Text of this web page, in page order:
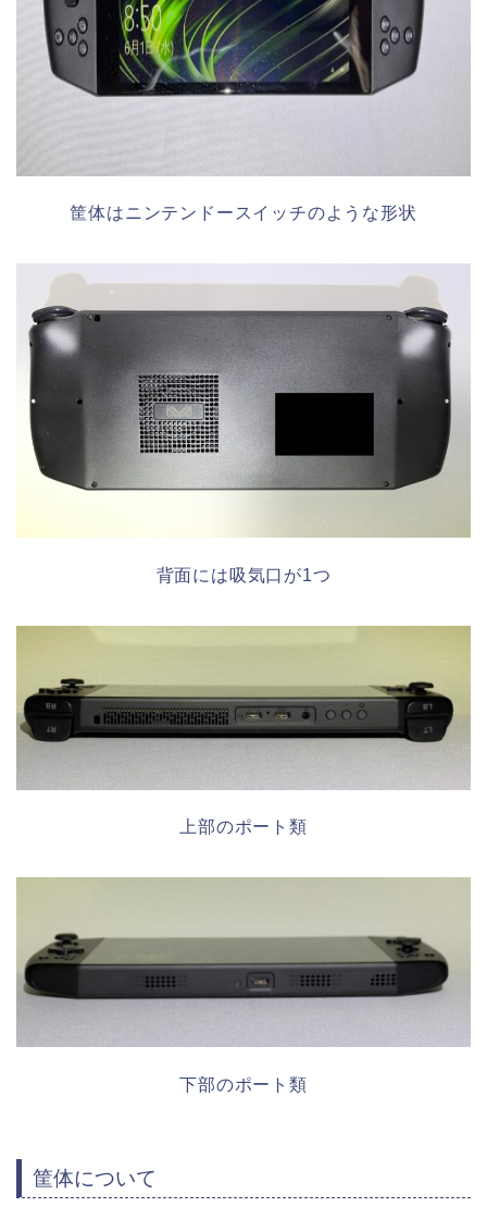
筐体はニンテンドースイッチのような形状
背面には吸気口が1つ
上部のポート類
下部のポート類
筐体について